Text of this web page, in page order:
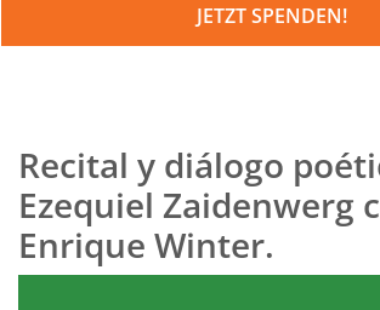
JETZT SPENDEN!
Recital y diálogo
Ezequiel Zaidenwerg
Enrique Winter.